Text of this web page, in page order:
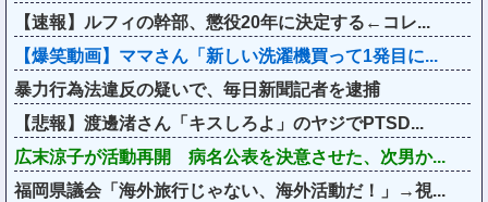
【速報】ルフィの幹部、懲役20年に決定する←コレ...
【爆笑動画】ママさん「新しい洗濯機買って1発目に...
暴力行為法違反の疑いで、毎日新聞記者を逮捕
【悲報】渡邊渚さん「キスしろよ」のヤジでPTSD...
広末涼子が活動再開 病名公表を決意させた、次男か...
福岡県議会「海外旅行じゃない、海外活動だ！」→視...